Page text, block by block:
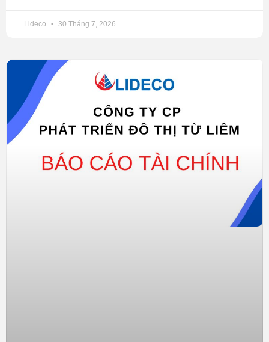
Lideco 30 Tháng 7, 2026